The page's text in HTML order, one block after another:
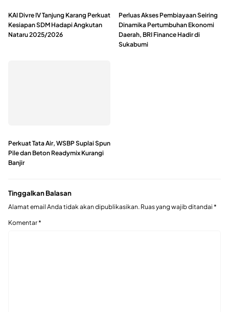
KAI Divre IV Tanjung Karang Perkuat
Kesiapan SDM Hadapi Angkutan
Nataru 2025/2026
Perluas Akses Pembiayaan Seiring
Dinamika Pertumbuhan Ekonomi
Daerah, BRI Finance Hadir di
Sukabumi
Perkuat Tata Air, WSBP Suplai Spun
Pile dan Beton Readymix Kurangi
Banjir
Tinggalkan Balasan
Alamat email Anda tidak akan dipublikasikan. Ruas yang wajib ditandai *
Komentar*